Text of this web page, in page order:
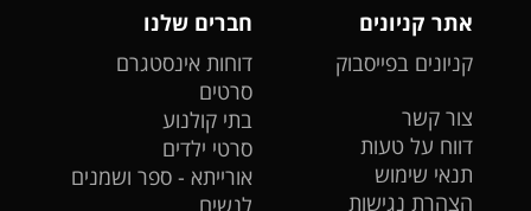
אתר קניונים
קניונים בפייסבוק
צור קשר
דווח על טעות
תנאי שימוש
הצהרת נגישות
חברים שלנו
דוחות אינסטגרם
סרטים
בתי קולנוע
סרטי ילדים
אורייתא - ספר ושמנים